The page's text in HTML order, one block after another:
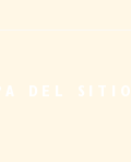
DEL SITIO